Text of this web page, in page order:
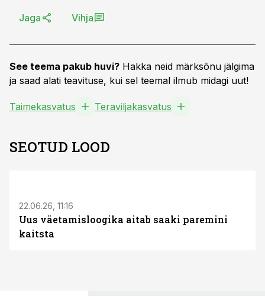
Jaga Vihja
See teema pakub huvi? Hakka neid märksõnu jälgima
ja saad alati teavituse, kui sel teemal ilmub midagi uut!
Taimekasvatus Teraviljakasvatus
SEOTUD LOOD
22.06.26, 11:16
Uus väetamisloogika aitab saaki paremini
kaitsta